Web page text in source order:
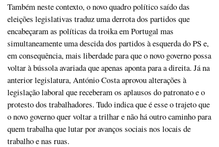
Também neste contexto, o novo quadro político saído das
eleições legislativas traduz uma derrota dos partidos que
encabeçaram as políticas da troika em Portugal mas
simultaneamente uma descida dos partidos à esquerda do PS e,
em consequência, mais liberdade para que o novo governo possa
voltar à bússola avariada que apenas aponta para a direita. Já na
anterior legislatura, António Costa aprovou alterações à
legislação laboral que receberam os aplausos do patronato e o
protesto dos trabalhadores. Tudo indica que é esse o trajeto que
o novo governo quer voltar a trilhar e não há outro caminho para
quem trabalha que lutar por avanços sociais nos locais de
trabalho e nas ruas.